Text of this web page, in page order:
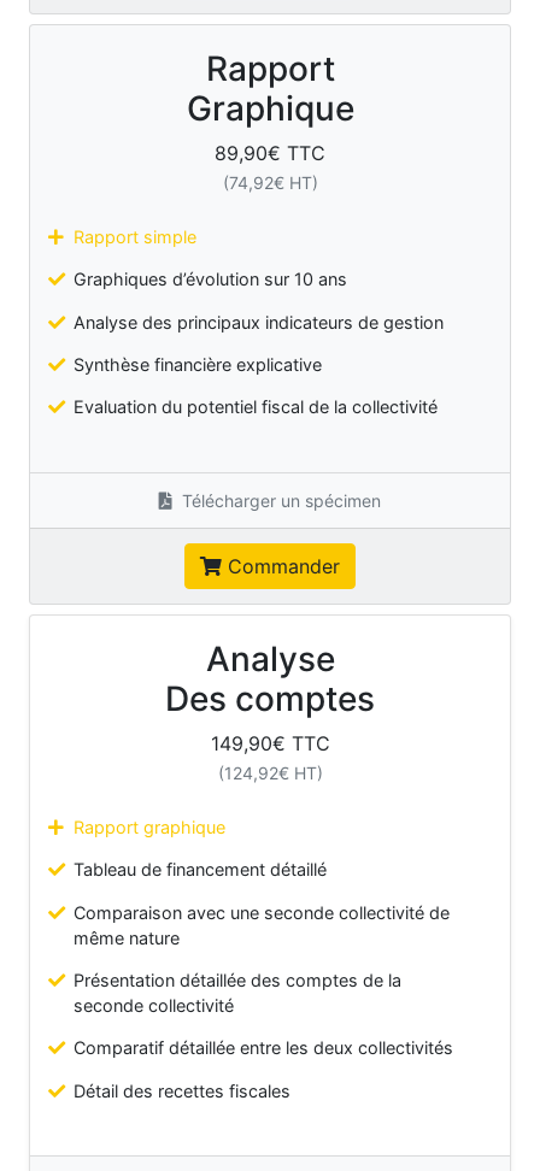
Rapport
Graphique
89,90€ TTC
(74,92€ HT)
Rapport simple
Graphiques d’évolution sur 10 ans
Analyse des principaux indicateurs de gestion
Synthèse financière explicative
Evaluation du potentiel fiscal de la collectivité
Télécharger un spécimen
Commander
Analyse
Des comptes
149,90€ TTC
(124,92€ HT)
Rapport graphique
Tableau de financement détaillé
Comparaison avec une seconde collectivité de
même nature
Présentation détaillée des comptes de la
seconde collectivité
Comparatif détaillée entre les deux collectivités
Détail des recettes fiscales